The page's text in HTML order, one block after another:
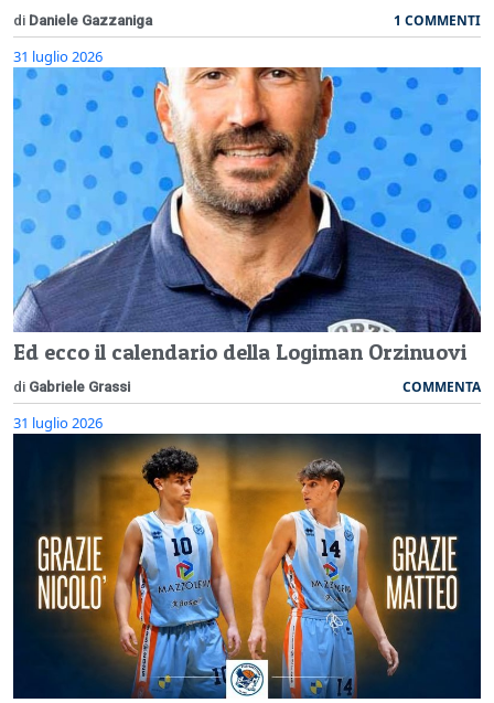
di Daniele Gazzaniga 1 COMMENTI
31 luglio 2026
Ed ecco il calendario della Logiman Orzinuovi
di Gabriele Grassi COMMENTA
31 luglio 2026